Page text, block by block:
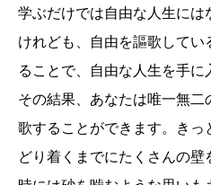
学ぶだけでは自由な人生には
けれども、自由を謳歌して
ることで、自由な人生を手に
その結果、あなたは唯一無
歌することができます。きっ
どり着くまでにたくさんの壁